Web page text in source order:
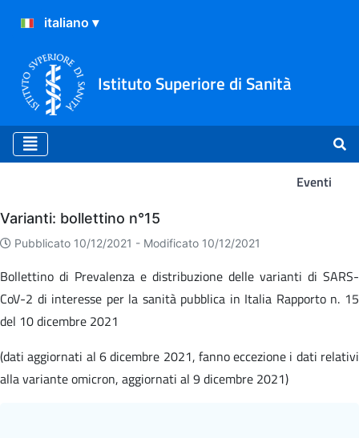
Istituto Superiore di Sanità
Eventi
Eventi
Varianti: bollettino n°15
Pubblicato 10/12/2021 - Modificato 10/12/2021
Bollettino di Prevalenza e distribuzione delle varianti di SARS-
CoV-2 di interesse per la sanità pubblica in Italia Rapporto n. 15
del 10 dicembre 2021
(dati aggiornati al 6 dicembre 2021, fanno eccezione i dati relativi
alla variante omicron, aggiornati al 9 dicembre 2021)